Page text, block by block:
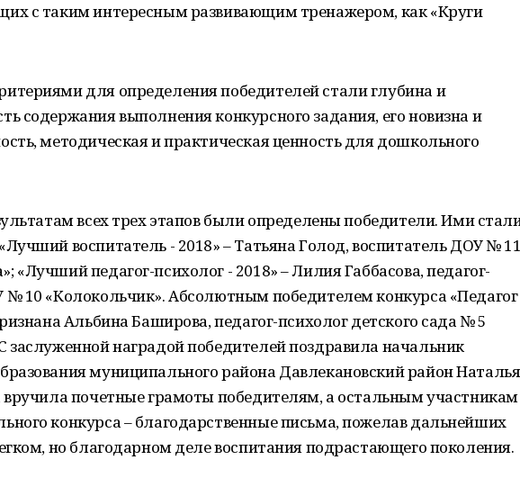
с таким интересным развивающим тренажером, как «Круги
для определения победителей стали глубина и
содержания выполнения конкурсного задания, его новизна и
методическая и практическая ценность для дошкольного
всех трех этапов были определены победители. Ими
воспитатель - 2018» – Татьяна Голод, воспитатель ДОУ № 11
«Лучший педагог-психолог - 2018» – Лилия Габбасова, педагог-
№ 10 «Колокольчик». Абсолютным победителем конкурса «Педагог
Альбина Баширова, педагог-психолог детского сада № 5
заслуженной наградой победителей поздравила начальник
муниципального района Давлекановский район Наталья
вручила почетные грамоты победителям, а остальным участникам
конкурса – благодарственные письма, пожелав дальнейших
но благодарном деле воспитания подрастающего поколения.